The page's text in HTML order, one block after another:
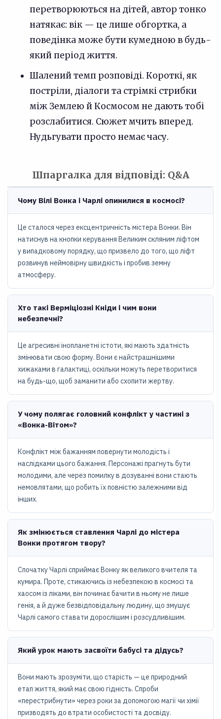
перетворюються на дітей, автор тонко
натякає: вік — це лише обгортка, а
поведінка може бути кумедною в будь-
який період життя.
Шалений темп розповіді. Короткі, як
постріли, діалоги та стрімкі стрибки
між Землею й Космосом не дають тобі
розслабитися. Сюжет мчить вперед.
Нудьгувати просто немає часу.
Шпаргалка для відповіді: Q&A
Чому Вілі Вонка і Чарлі опинилися в космосі?
Це сталося через ексцентричність містера Вонки. Він
натиснув на кнопки керування Великим скляним ліфтом
у випадковому порядку, що призвело до того, що ліфт
розвинув неймовірну швидкість і пробив земну
атмосферу.
Хто такі Верміціозні Кніди і чим вони
небезпечні?
Це агресивні інопланетні істоти, які мають здатність
змінювати свою форму. Вони є найстрашнішими
хижаками в галактиці, оскільки можуть перетворитися
на будь-що, щоб заманити або схопити жертву.
У чому полягає головний конфлікт у частині з
«Вонка-Вітом»?
Конфлікт між бажанням повернути молодість і
наслідками цього бажання. Персонажі прагнуть бути
молодими, але через помилку в дозуванні вони стають
немовлятами, що робить їх повністю залежними від
інших.
Як змінюється ставлення Чарлі до містера
Вонки протягом твору?
Спочатку Чарлі сприймає Вонку як великого вчителя та
кумира. Проте, стикаючись із небезпекою в космосі та
хаосом із ліками, він починає бачити в ньому не лише
генія, а й дуже безвідповідальну людину, що змушує
Чарлі самого ставати дорослішим і розсудливішим.
Який урок мають засвоїти бабусі та дідусь?
Вони мають зрозуміти, що старість — це природний
етап життя, який має свою гідність. Спроби
«перестрибнути» через роки за допомогою магії чи хімії
призводять до втрати особистості та досвіду.